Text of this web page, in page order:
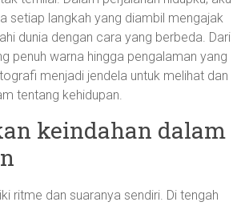
setiap langkah yang diambil mengajak
dunia dengan cara yang berbeda. Dari
penuh warna hingga pengalaman yang
menjadi jendela untuk melihat dan
tentang kehidupan.
keindahan dalam
ritme dan suaranya sendiri. Di tengah